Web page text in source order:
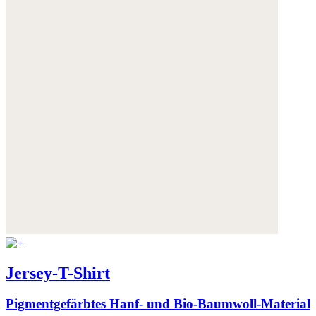
Jersey-T-Shirt
Pigmentgefärbtes Hanf- und Bio-Baumwoll-Material